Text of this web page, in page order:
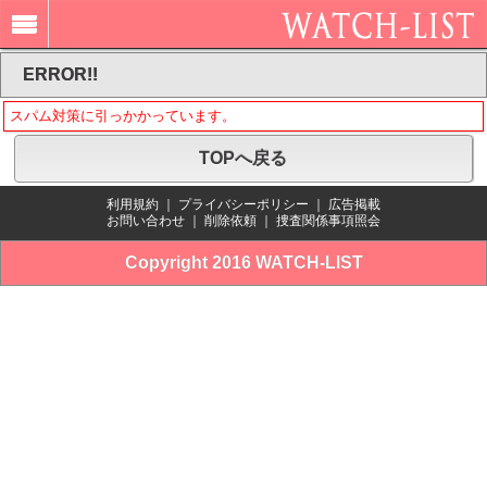
ERROR!!
スパム対策に引っかかっています。
TOPへ戻る
利用規約 プライバシーポリシー
広告掲載
お問い合わせ
削除依頼 捜査関係事項照会
Copyright 2016 WATCH-LIST